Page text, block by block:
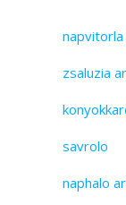
napvitorla
zsaluzia
savrolo
naphalo